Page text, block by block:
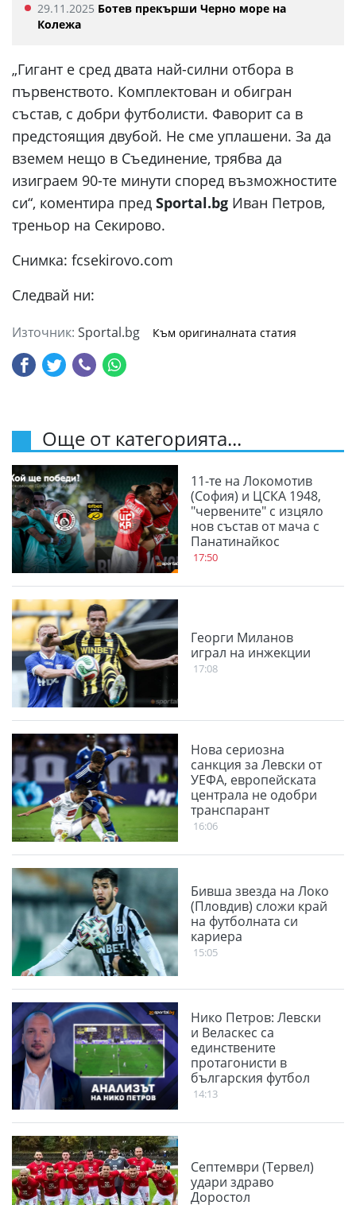
29.11.2025 Ботев прекърши Черно море на
Колежа
„Гигант е сред двата най-силни отбора в
първенството. Комплектован и обигран
състав, с добри футболисти. Фаворит са в
предстоящия двубой. Не сме уплашени. За да
вземем нещо в Съединение, трябва да
изиграем 90-те минути според възможностите
си“, коментира пред Sportal.bg Иван Петров,
треньор на Секирово.
Снимка: fcsekirovo.com
Следвай ни:
Източник: Sportal.bg Към оригиналната статия
Още от категорията...
11-те на Локомотив
(София) и ЦСКА 1948,
"червените" с изцяло
нов състав от мача с
Панатинайкос
17:50
Георги Миланов
играл на инжекции
17:08
Нова сериозна
санкция за Левски от
УЕФА, европейската
централа не одобри
транспарант
16:06
Бивша звезда на Локо
(Пловдив) сложи край
на футболната си
кариера
15:05
Нико Петров: Левски
и Веласкес са
единствените
протагонисти в
българския футбол
14:13
Септември (Тервел)
удари здраво
Доростол